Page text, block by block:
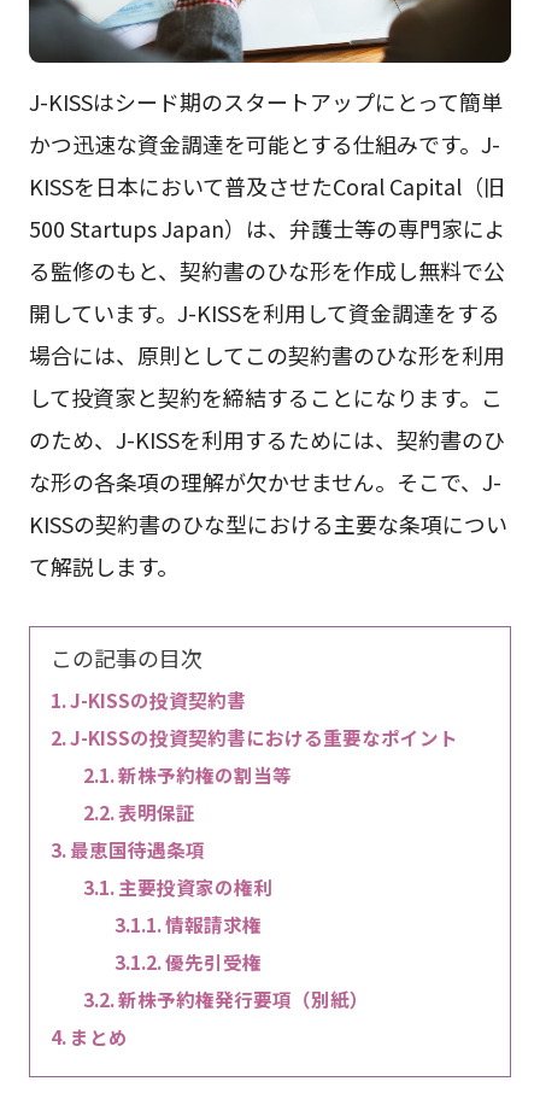
J-KISSはシード期のスタートアップにとって簡単
かつ迅速な資金調達を可能とする仕組みです。J-
KISSを日本において普及させたCoral Capital（旧
500 Startups Japan）は、弁護士等の専門家によ
る監修のもと、契約書のひな形を作成し無料で公
開しています。J-KISSを利用して資金調達をする
場合には、原則としてこの契約書のひな形を利用
して投資家と契約を締結することになります。こ
のため、J-KISSを利用するためには、契約書のひ
な形の各条項の理解が欠かせません。そこで、J-
KISSの契約書のひな型における主要な条項につい
て解説します。
この記事の目次
J-KISSの投資契約書
J-KISSの投資契約書における重要なポイント
新株予約権の割当等
表明保証
最恵国待遇条項
主要投資家の権利
情報請求権
優先引受権
新株予約権発行要項（別紙）
まとめ